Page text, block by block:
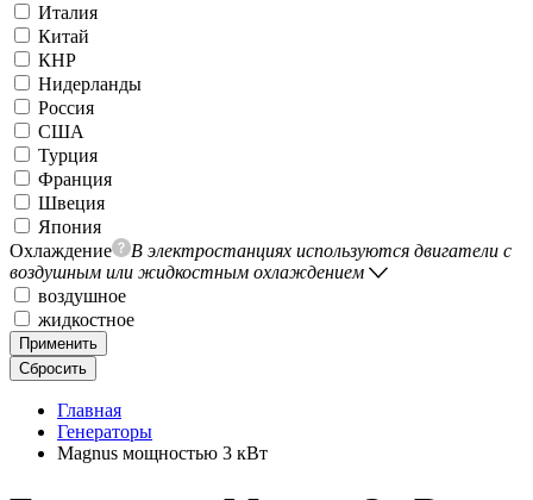
Италия
Китай
КНР
Нидерланды
Россия
США
Турция
Франция
Швеция
Япония
Охлаждение
В электростанциях используются двигатели с
воздушным или жидкостным охлаждением
воздушное
жидкостное
Применить
Сбросить
Главная
Генераторы
Magnus мощностью 3 кВт